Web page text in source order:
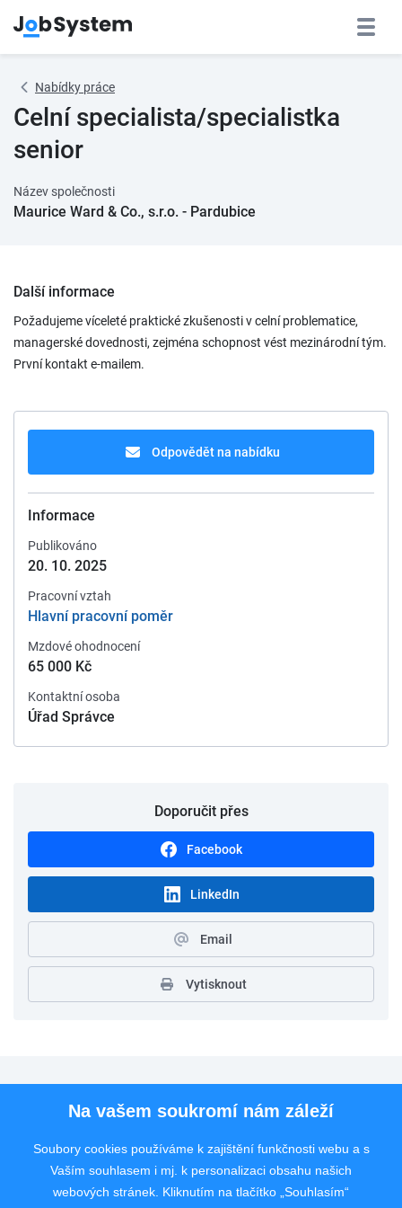
Nabídky práce
Celní specialista/specialistka
senior
Název společnosti
Maurice Ward & Co., s.r.o. - Pardubice
Další informace
Požadujeme víceleté praktické zkušenosti v celní problematice,
managerské dovednosti, zejména schopnost vést mezinárodní tým.
První kontakt e-mailem.
Odpovědět na nabídku
Informace
Publikováno
20. 10. 2025
Pracovní vztah
Hlavní pracovní poměr
Mzdové ohodnocení
65 000 Kč
Kontaktní osoba
Úřad Správce
Doporučit přes
Facebook
LinkedIn
Email
Vytisknout
Pro uchazeče
Rychlý kontakt
Na vašem soukromí nám záleží
Soubory cookies používáme k zajištění funkčnosti webu a s
Vaším souhlasem i mj. k personalizaci obsahu našich
webových stránek. Kliknutím na tlačítko „Souhlasím“